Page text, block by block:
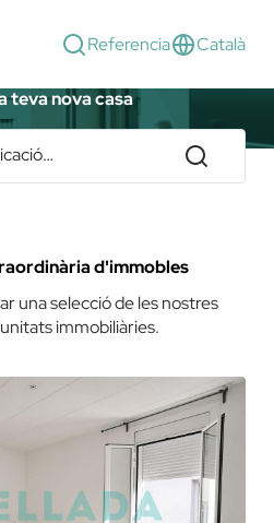
Referencia Català
teva nova casa
a Badalona
d'immobles
una selecció de les nostres
immobiliàries.